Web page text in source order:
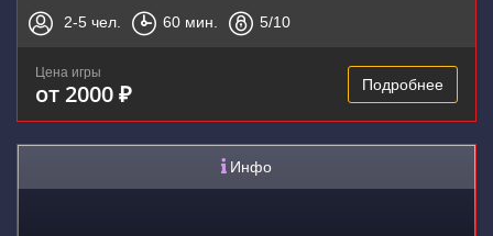
2-5 чел. 60 мин. 5/10
Цена игры
от 2000 ₽ Подробнее
Инфо